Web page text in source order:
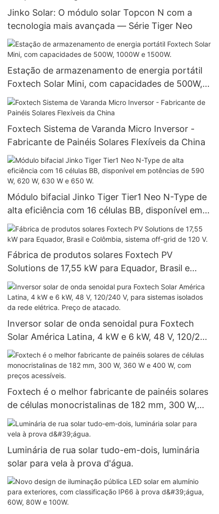
Jinko Solar: O módulo solar Topcon N com a
tecnologia mais avançada — Série Tiger Neo
Estação de armazenamento de energia portátil
Foxtech Solar Mini, com capacidades de 500W,
1000W e 1500W.
Foxtech Sistema de Varanda Micro Inversor -
Fabricante de Painéis Solares Flexíveis da China
Módulo bifacial Jinko Tiger Tier1 Neo N-Type de
alta eficiência com 16 células BB, disponível em
potências de 590 W, 620 W, 630 W e 650 W.
Fábrica de produtos solares Foxtech PV
Solutions de 17,55 kW para Equador, Brasil e
Colômbia, sistema off-grid de 120 V.
Inversor solar de onda senoidal pura Foxtech
Solar América Latina, 4 kW e 6 kW, 48 V, 120/240
V, para sistemas isolados da rede elétrica. Preço
de atacado.
Foxtech é o melhor fabricante de painéis solares
de células monocristalinas de 182 mm, 300 W,
360 W e 400 W, com preços acessíveis.
Luminária de rua solar tudo-em-dois, luminária
solar para vela à prova d'água.